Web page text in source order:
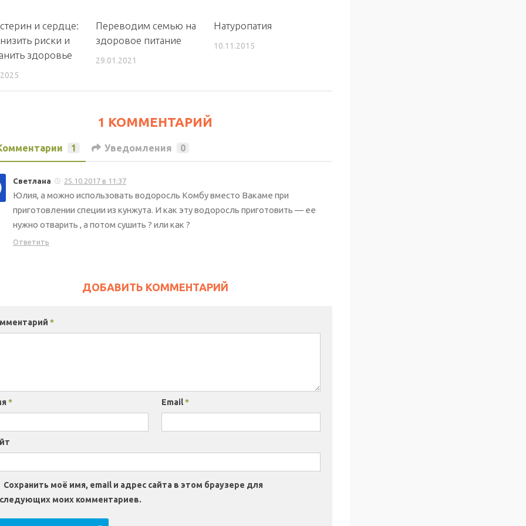
и сердце:
риски и
здоровье
Переводим семью на
здоровое питание
29.01.2021
Натуропатия
10.11.2015
1 КОММЕНТАРИЙ
1 Уведомления 0
Светлана 25.10.2017 в 11:37
Юлия, а можно использовать водоросль Комбу вместо Вакаме при
приготовлении специи из кунжута. И как эту водоросль приготовить — ее
нужно отварить , а потом сушить ? или как ?
Ответить
ДОБАВИТЬ КОММЕНТАРИЙ
*
* Email*
Сохранить моё имя, email и адрес сайта в этом браузере для
моих комментариев.